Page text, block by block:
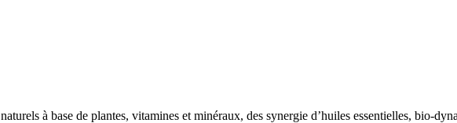
à base de plantes, vitamines et minéraux, des synergie d’huiles essentielles, bio-